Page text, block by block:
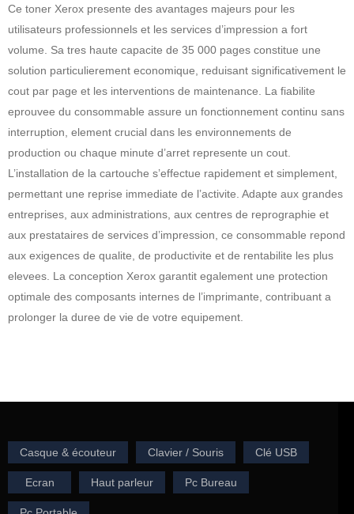
Ce toner Xerox presente des avantages majeurs pour les
utilisateurs professionnels et les services d’impression a fort
volume. Sa tres haute capacite de 35 000 pages constitue une
solution particulierement economique, reduisant significativement le
cout par page et les interventions de maintenance. La fiabilite
eprouvee du consommable assure un fonctionnement continu sans
interruption, element crucial dans les environnements de
production ou chaque minute d’arret represente un cout.
L’installation de la cartouche s’effectue rapidement et simplement,
permettant une reprise immediate de l’activite. Adapte aux grandes
entreprises, aux administrations, aux centres de reprographie et
aux prestataires de services d’impression, ce consommable repond
aux exigences de qualite, de productivite et de rentabilite les plus
elevees. La conception Xerox garantit egalement une protection
optimale des composants internes de l’imprimante, contribuant a
prolonger la duree de vie de votre equipement.
Casque & écouteur Clavier / Souris Clé USB
Ecran Haut parleur Pc Bureau